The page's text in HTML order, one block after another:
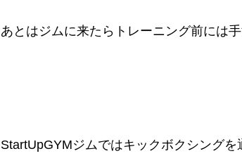
あとはジムに来たらトレーニング前には
StartUpGYMジムではキックボクシング